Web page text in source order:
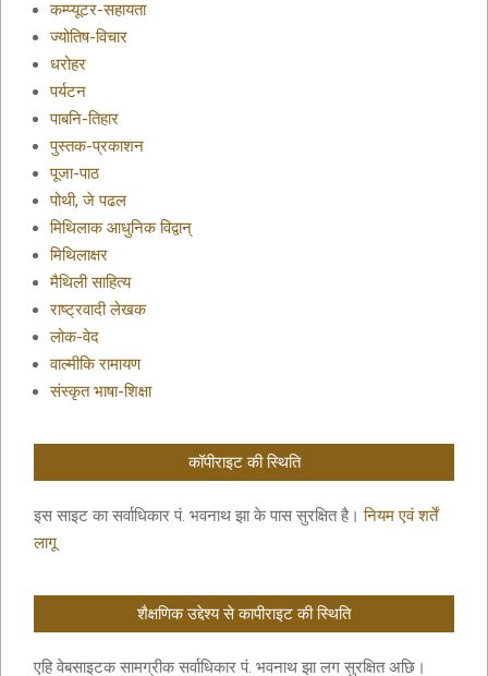
कम्प्यूटर-सहायता
ज्योतिष-विचार
धरोहर
पर्यटन
पाबनि-तिहार
पुस्तक-प्रकाशन
पूजा-पाठ
पोथी, जे पढल
मिथिलाक आधुनिक विद्वान्
मिथिलाक्षर
मैथिली साहित्य
राष्ट्रवादी लेखक
लोक-वेद
वाल्मीकि रामायण
संस्कृत भाषा-शिक्षा
कॉपीराइट की स्थिति
इस साइट का सर्वाधिकार पं. भवनाथ झा के पास सुरक्षित है।नियम एवं शर्तें
लागू
शैक्षणिक उद्देश्य से कापीराइट की स्थिति
एहि वेबसाइटक सामग्रीक सर्वाधिकार पं. भवनाथ झा लग सुरक्षित अछि।